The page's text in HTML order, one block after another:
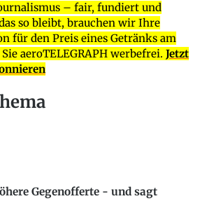
– fair, fundiert und
so bleibt, brauchen wir Ihre
für den Preis eines Getränks am
aeroTELEGRAPH werbefrei. Jetzt
Gegenofferte - und sagt